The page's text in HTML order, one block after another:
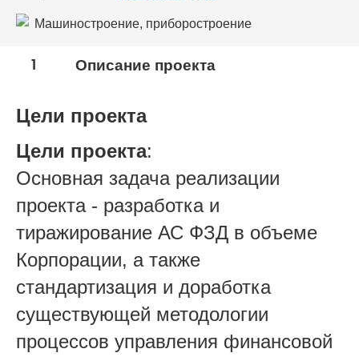
Машиностроение, приборостроение
Оборонно-промышленный комплекс
1 Описание проекта
Цели проекта
Цели проекта:
Основная задача реализации
проекта - разработка и
тиражирование АС ФЗД в объеме
Корпорации, а также
стандартизация и доработка
существующей методологии
процессов управления финансовой